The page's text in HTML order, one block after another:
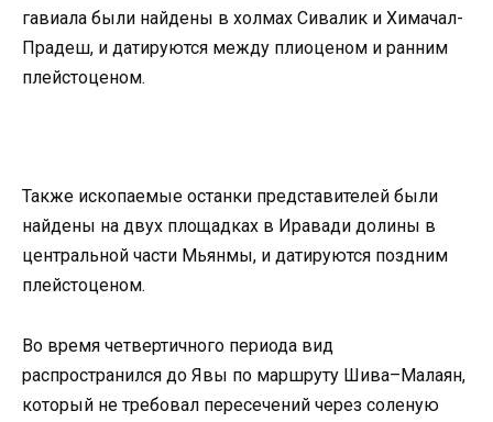
гавиала были найдены в холмах Сивалик и Химачал-
Прадеш, и датируются между плиоценом и ранним
плейстоценом.
Также ископаемые останки представителей были
найдены на двух площадках в Иравади долины в
центральной части Мьянмы, и датируются поздним
плейстоценом.
Во время четвертичного периода вид
распространился до Явы по маршруту Шива–Малаян,
который не требовал пересечений через соленую